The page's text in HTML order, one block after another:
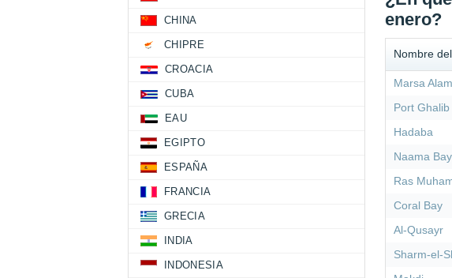
enero?
Nombre
Marsa Alam
Port Ghalib
Hadaba
Naama Bay
Ras
Coral Bay
Al-Qusayr
Sharm-el-
CHINA
CHIPRE
CROACIA
CUBA
EAU
EGIPTO
ESPAÑA
FRANCIA
GRECIA
INDIA
INDONESIA